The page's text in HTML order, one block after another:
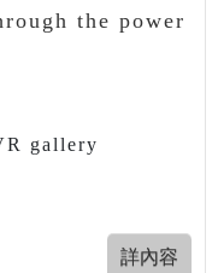
the power
gallery